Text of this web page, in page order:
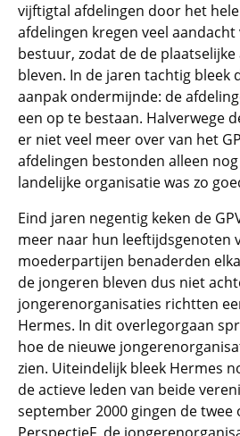
vijftigtal afdelingen door het
afdelingen kregen veel
bestuur, zodat de de
bleven. In de jaren tachtig bleek
aanpak ondermijnde: de
een op te bestaan. Halverwege
er niet veel meer over van het
afdelingen bestonden alleen
landelijke organisatie was zo
Eind jaren negentig keken de
meer naar hun leeftijdsgenoten
moederpartijen benaderden
de jongeren bleven dus niet
jongerenorganisaties richtten
Hermes. In dit overlegorgaan
hoe de nieuwe
zien. Uiteindelijk bleek Hermes
de actieve leden van beide
september 2000 gingen de twee